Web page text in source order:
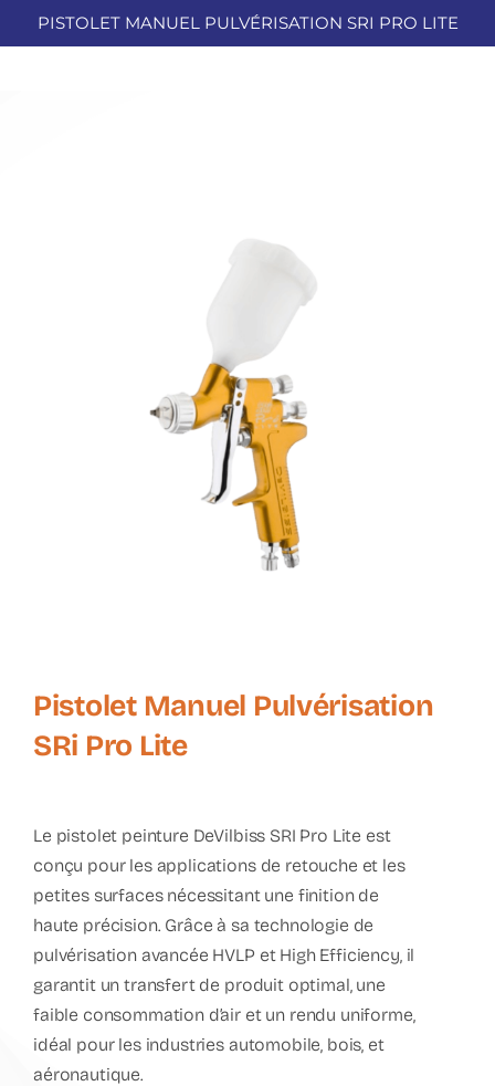
PISTOLET MANUEL PULVÉRISATION SRI PRO LITE
Pistolet Manuel Pulvérisation
SRi Pro Lite
Le pistolet peinture DeVilbiss SRI Pro Lite est
conçu pour les applications de retouche et les
petites surfaces nécessitant une finition de
haute précision. Grâce à sa technologie de
pulvérisation avancée HVLP et High Efficiency, il
garantit un transfert de produit optimal, une
faible consommation d’air et un rendu uniforme,
idéal pour les industries automobile, bois, et
aéronautique.